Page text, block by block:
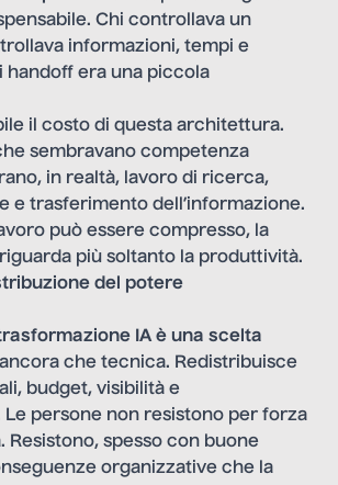
Chi controllava un
informazioni, tempi e
handoff era una piccola
il costo di questa architettura.
sembravano competenza
in realtà, lavoro di ricerca,
e trasferimento dell’informazione.
può essere compresso, la
più soltanto la produttività.
del potere
IA è una scelta
che tecnica. Redistribuisce
budget, visibilità e
Le persone non resistono per forza
Resistono, spesso con buone
organizzative che la